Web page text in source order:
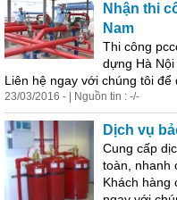
Nhận thi
Nam
Thi công
dựng Hà
Liên hệ ngay với chúng tôi
23/03/2016 - | Nguồn tin : -/-
Dịch vụ
Cung cấp
toàn, nhanh
Khách hàng